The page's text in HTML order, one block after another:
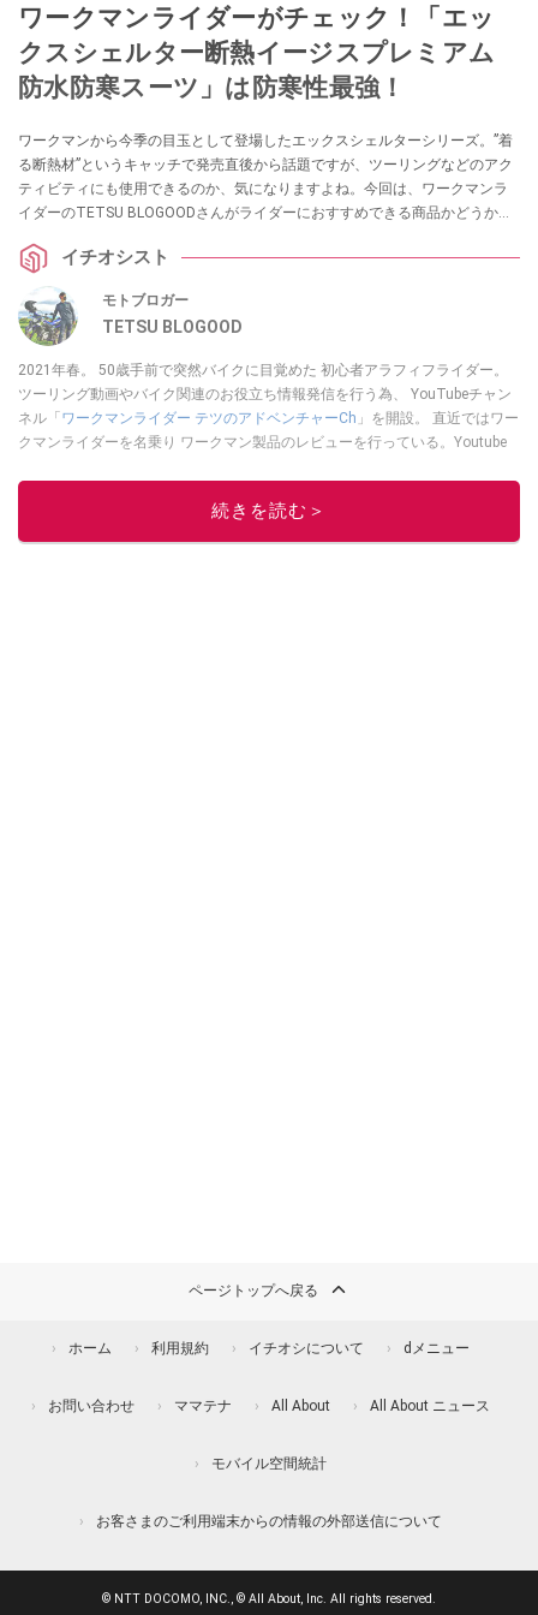
ワークマンライダーがチェック！「エッ
クスシェルター断熱イージスプレミアム
防水防寒スーツ」は防寒性最強！
ワークマンから今季の目玉として登場したエックスシェルターシリーズ。”着
る断熱材”というキャッチで発売直後から話題ですが、ツーリングなどのアク
ティビティにも使用できるのか、気になりますよね。今回は、ワークマンラ
イダーのTETSU BLOGOODさんがライダーにおすすめできる商品かどうかを
みてください。
イチオシスト
モトブロガー
TETSU BLOGOOD
2021年春。 50歳手前で突然バイクに目覚めた 初心者アラフィフライダー。
ツーリング動画やバイク関連のお役立ち情報発信を行う為、 YouTubeチャン
ネル「ワークマンライダー テツのアドベンチャーCh 」を開設。 直近ではワー
クマンライダーを名乗り ワークマン製品のレビューを行っている。Youtube
このイチオシストの他の記事を読む
続きを読む＞
ページトップへ戻る
ホーム 利用規約 イチオシについて dメニュー
お問い合わせ ママテナ All About All About ニュース
モバイル空間統計
お客さまのご利用端末からの情報の外部送信について
© NTT DOCOMO, INC., © All About, Inc. All rights reserved.